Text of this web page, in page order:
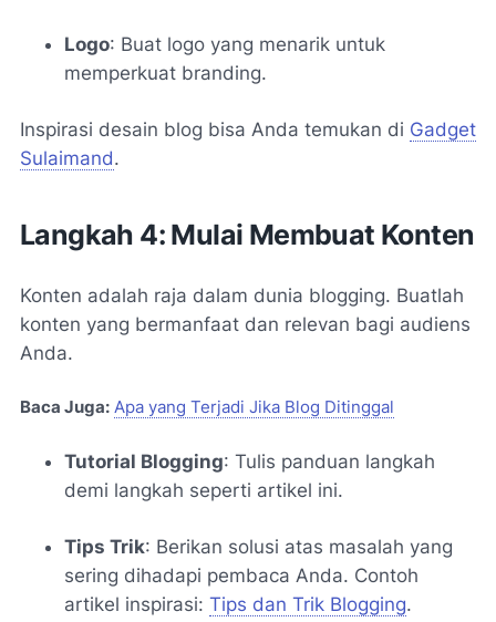
Logo: Buat logo yang menarik untuk
memperkuat branding.
Inspirasi desain blog bisa Anda temukan di Gadget
Sulaimand.
Langkah 4: Mulai Membuat Konten
Konten adalah raja dalam dunia blogging. Buatlah
konten yang bermanfaat dan relevan bagi audiens
Anda.
Baca Juga: Apa yang Terjadi Jika Blog Ditinggal
Tutorial Blogging: Tulis panduan langkah
demi langkah seperti artikel ini.
Tips Trik: Berikan solusi atas masalah yang
sering dihadapi pembaca Anda. Contoh
artikel inspirasi: Tips dan Trik Blogging.